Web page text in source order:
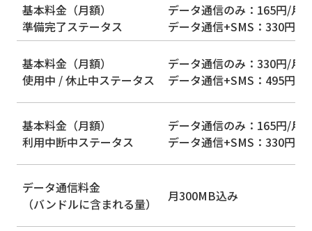
基本料金（月額）
準備完了ステータス
データ通信のみ：165円/月
データ通信+SMS：330円/月
基本料金（月額）
使用中 / 休止中ステータス
データ通信のみ：330円/月
データ通信+SMS：495円/月
基本料金（月額）
利用中断中ステータス
データ通信のみ：165円/月
データ通信+SMS：330円/月
データ通信料金
（バンドルに含まれる量）
月300MB込み